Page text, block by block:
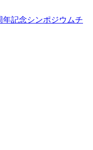
記念シンポジウムチ